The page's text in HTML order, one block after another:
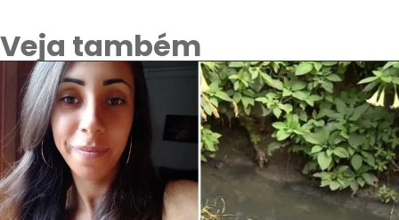
Veja também